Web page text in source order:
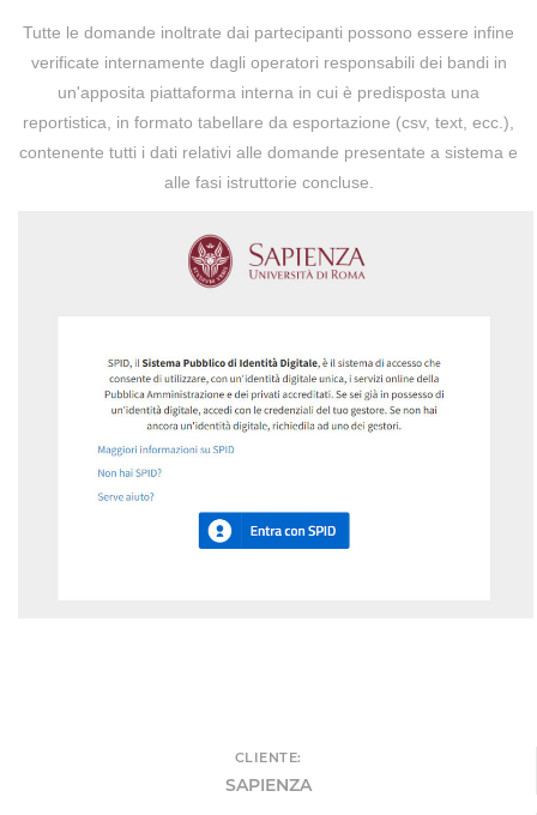
Tutte le domande inoltrate dai partecipanti possono essere infine
verificate internamente dagli operatori responsabili dei bandi in
un'apposita piattaforma interna in cui è predisposta una
reportistica, in formato tabellare da esportazione (csv, text, ecc.),
contenente tutti i dati relativi alle domande presentate a sistema e
alle fasi istruttorie concluse.
CLIENTE:
SAPIENZA